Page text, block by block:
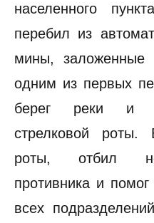
населенного
перебил из
мины, заложенные
одним из первых
берег реки и
стрелковой роты.
роты, отбил
противника и
всех